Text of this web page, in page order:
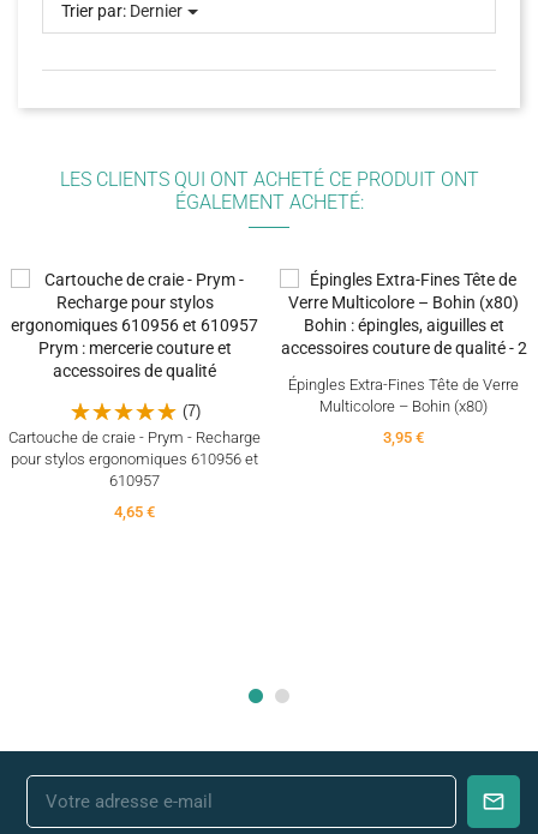
Trier par: Dernier
LES CLIENTS QUI ONT ACHETÉ CE PRODUIT ONT
ÉGALEMENT ACHETÉ:
(7)
Cartouche de craie - Prym - Recharge
pour stylos ergonomiques 610956 et
610957
4,65 €
Épingles Extra-Fines Tête de Verre
Multicolore – Bohin (x80)
3,95 €